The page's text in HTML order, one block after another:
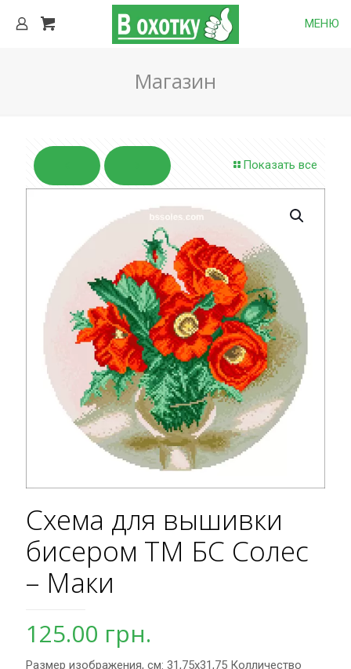
МЕНЮ
Магазин
Показать все
Схема для вышивки
бисером ТМ БС Солес
– Маки
125.00 грн.
Размер изображения, см: 31,75х31,75 Колличество